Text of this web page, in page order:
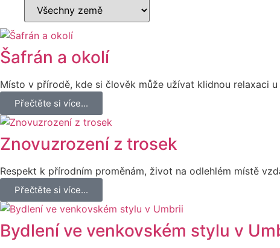
Šafrán a okolí
Místo v přírodě, kde si člověk může užívat klidnou relaxaci
Přečtěte si více...
Znovuzrození z trosek
Respekt k přírodním proměnám, život na odlehlém místě
Přečtěte si více...
Bydlení ve venkovském stylu v